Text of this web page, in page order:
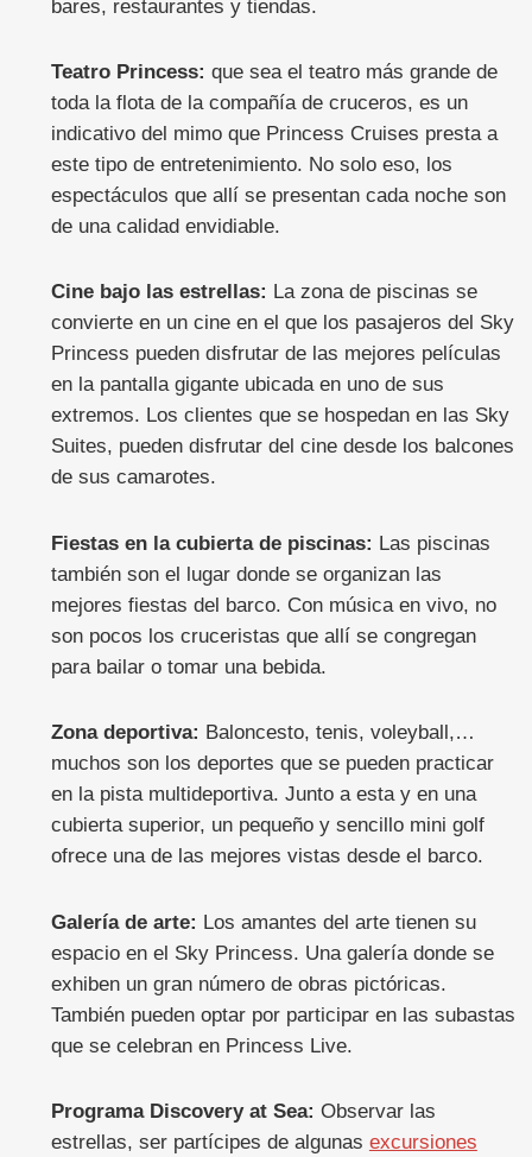
bares, restaurantes y tiendas.
Teatro Princess: que sea el teatro más grande de
toda la flota de la compañía de cruceros, es un
indicativo del mimo que Princess Cruises presta a
este tipo de entretenimiento. No solo eso, los
espectáculos que allí se presentan cada noche son
de una calidad envidiable.
Cine bajo las estrellas: La zona de piscinas se
convierte en un cine en el que los pasajeros del Sky
Princess pueden disfrutar de las mejores películas
en la pantalla gigante ubicada en uno de sus
extremos. Los clientes que se hospedan en las Sky
Suites, pueden disfrutar del cine desde los balcones
de sus camarotes.
Fiestas en la cubierta de piscinas: Las piscinas
también son el lugar donde se organizan las
mejores fiestas del barco. Con música en vivo, no
son pocos los cruceristas que allí se congregan
para bailar o tomar una bebida.
Zona deportiva: Baloncesto, tenis, voleyball,…
muchos son los deportes que se pueden practicar
en la pista multideportiva. Junto a esta y en una
cubierta superior, un pequeño y sencillo mini golf
ofrece una de las mejores vistas desde el barco.
Galería de arte: Los amantes del arte tienen su
espacio en el Sky Princess. Una galería donde se
exhiben un gran número de obras pictóricas.
También pueden optar por participar en las subastas
que se celebran en Princess Live.
Programa Discovery at Sea: Observar las
estrellas, ser partícipes de algunas excursiones